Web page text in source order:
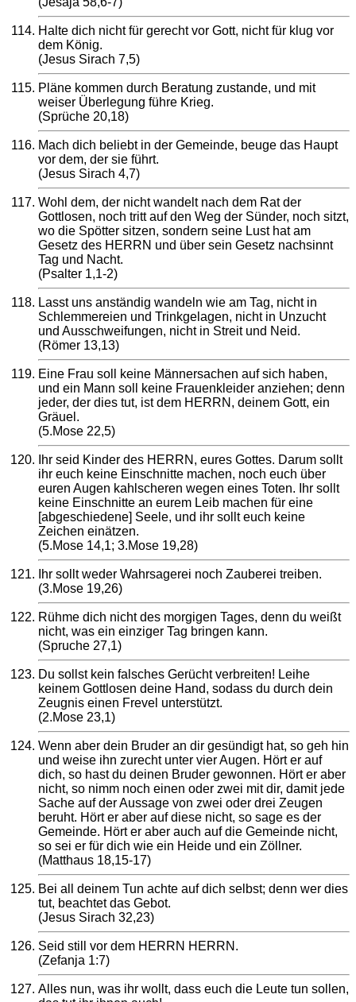
Halte dich nicht für gerecht vor Gott, nicht für klug vor
dem König.
(Jesus Sirach 7,5)
Pläne kommen durch Beratung zustande, und mit
weiser Überlegung führe Krieg.
(Sprüche 20,18)
Mach dich beliebt in der Gemeinde, beuge das Haupt
vor dem, der sie führt.
(Jesus Sirach 4,7)
Wohl dem, der nicht wandelt nach dem Rat der
Gottlosen, noch tritt auf den Weg der Sünder, noch sitzt,
wo die Spötter sitzen, sondern seine Lust hat am
Gesetz des HERRN und über sein Gesetz nachsinnt
Tag und Nacht.
(Psalter 1,1-2)
Lasst uns anständig wandeln wie am Tag, nicht in
Schlemmereien und Trinkgelagen, nicht in Unzucht
und Ausschweifungen, nicht in Streit und Neid.
(Römer 13,13)
Eine Frau soll keine Männersachen auf sich haben,
und ein Mann soll keine Frauenkleider anziehen; denn
jeder, der dies tut, ist dem HERRN, deinem Gott, ein
Gräuel.
(5.Mose 22,5)
Ihr seid Kinder des HERRN, eures Gottes. Darum sollt
ihr euch keine Einschnitte machen, noch euch über
euren Augen kahlscheren wegen eines Toten. Ihr sollt
keine Einschnitte an eurem Leib machen für eine
[abgeschiedene] Seele, und ihr sollt euch keine
Zeichen einätzen.
(5.Mose 14,1; 3.Mose 19,28)
Ihr sollt weder Wahrsagerei noch Zauberei treiben.
(3.Mose 19,26)
Rühme dich nicht des morgigen Tages, denn du weißt
nicht, was ein einziger Tag bringen kann.
(Spruche 27,1)
Du sollst kein falsches Gerücht verbreiten! Leihe
keinem Gottlosen deine Hand, sodass du durch dein
Zeugnis einen Frevel unterstützt.
(2.Mose 23,1)
Wenn aber dein Bruder an dir gesündigt hat, so geh hin
und weise ihn zurecht unter vier Augen. Hört er auf
dich, so hast du deinen Bruder gewonnen. Hört er aber
nicht, so nimm noch einen oder zwei mit dir, damit jede
Sache auf der Aussage von zwei oder drei Zeugen
beruht. Hört er aber auf diese nicht, so sage es der
Gemeinde. Hört er aber auch auf die Gemeinde nicht,
so sei er für dich wie ein Heide und ein Zöllner.
(Matthaus 18,15-17)
Bei all deinem Tun achte auf dich selbst; denn wer dies
tut, beachtet das Gebot.
(Jesus Sirach 32,23)
Seid still vor dem HERRN HERRN.
(Zefanja 1:7)
Alles nun, was ihr wollt, dass euch die Leute tun sollen,